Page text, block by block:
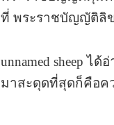
ที่ พระราชบัญญัติลิ
unnamed sheep
มาสะดุดที่สุดก็คือค